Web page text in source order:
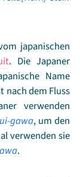
japanischen
. Die Japaner
Name
nach dem Fluss
verwenden
gawa, um den
verwenden sie
.